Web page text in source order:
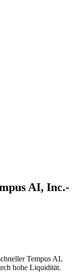
AI, Inc.-
Tempus AI,
hohe Liquidität.